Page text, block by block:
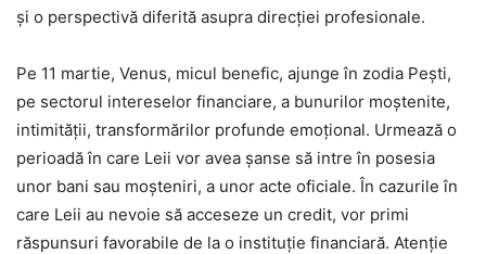
și o perspectivă diferită asupra direcției profesionale.
Pe 11 martie, Venus, micul benefic, ajunge în zodia Pești,
pe sectorul intereselor financiare, a bunurilor moștenite,
intimității, transformărilor profunde emoțional. Urmează o
perioadă în care Leii vor avea șanse să intre în posesia
unor bani sau moșteniri, a unor acte oficiale. În cazurile în
care Leii au nevoie să acceseze un credit, vor primi
răspunsuri favorabile de la o instituție financiară. Atenție